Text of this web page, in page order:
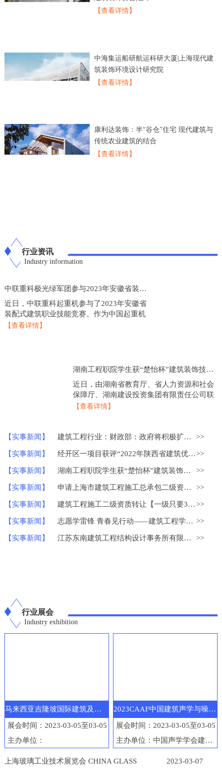
【查看详情】
中海集运船研航运科研大厦|上海现代建
筑装饰环境设计研究院
【查看详情】
康利达装饰：半“谷仓”住宅 现代建筑与
传统农业建筑的结合
【查看详情】
行业资讯
Industry information
中联重科极光绿军团参与2023年安徽省装配式建筑职业技能竞赛
近日，中联重科起重机参与了2023年安徽省
装配式建筑职业技能竞赛。作为中国起重机
制造业的龙头企业，中联重科起重机在技术
【查看详情】
湖南工程职院学生获“楚怡杯”建筑装饰技术应用比赛一等奖
近日，由湖南省教育厅、省人力资源和社会
保障厅、湖南建设投资集团有限责任公司联
合主办的2023年度“楚怡杯”湖南省职业院校
【查看详情】
【实事新闻】 建筑工程行业：财政部：政府将积极扩大重点领域的建设投资 >>
【实事新闻】 经开区一项目获评“2022年陕西省建筑优质结构工程”>>
【实事新闻】 湖南工程职院学生获“楚怡杯”建筑装饰技术应用比赛一等奖 >>
【实事新闻】 申请上海市建筑工程施工总承包二级资质？ >>
【实事新闻】 建筑工程施工二级资质转让【一级只要30W】>>
【实事新闻】 志愿学雷锋 青春见行动——建筑工程学院学雷锋志愿服务系列活动 >>
【实事新闻】 江苏东南建筑工程结构设计事务所有限公司荣获中国勘察设计协会 >>
行业展会
Industry exhibition
马来西亚吉隆坡国际建筑及工程机械展览会
展会时间：2023-03-05至03-05
主办单位：
2023CAAF中国建筑声学与噪声控制产业博览会
展会时间：2023-03-05至03-05
主办单位：中国声学学会建筑声学分会
上海玻璃工业技术展览会 CHINA GLASS
2023-03-07